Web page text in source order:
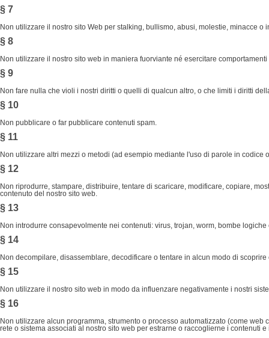
§ 7
Non utilizzare il nostro sito Web per stalking, bullismo, abusi, molestie, minacce
§ 8
Non utilizzare il nostro sito web in maniera fuorviante né esercitare
§ 9
Non fare nulla che violi i nostri diritti o quelli di qualcun altro, o che limiti i diritti
§ 10
Non pubblicare o far pubblicare contenuti spam.
§ 11
Non utilizzare altri mezzi o metodi (ad esempio mediante l'uso di parole in
§ 12
Non riprodurre, stampare, distribuire, tentare di scaricare, modificare, copiare,
contenuto del nostro sito web.
§ 13
Non introdurre consapevolmente nei contenuti: virus, trojan, worm, bombe
§ 14
Non decompilare, disassemblare, decodificare o tentare in alcun modo di
§ 15
Non utilizzare il nostro sito web in modo da influenzare negativamente i nostri
§ 16
Non utilizzare alcun programma, strumento o processo automatizzato (come
rete o sistema associati al nostro sito web per estrarne o raccoglierne i contenuti